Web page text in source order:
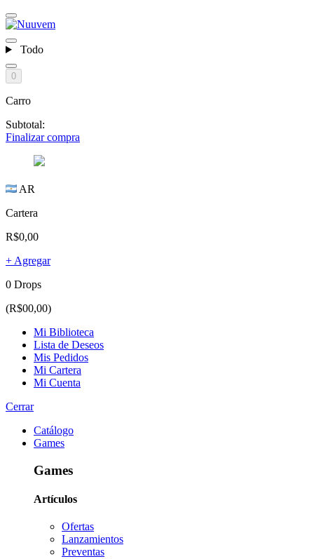
Todo
0
Carro
Subtotal:
Finalizar compra
AR
Cartera
R$0,00
+ Agregar
0 Drops
(R$00,00)
Mi Biblioteca
Lista de Deseos
Mis Pedidos
Mi Cartera
Mi Cuenta
Cerrar
Catálogo
Games
Games
Artículos
Ofertas
Lanzamientos
Preventas